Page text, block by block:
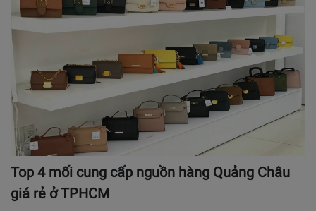
Top 4 mối cung cấp nguồn hàng Quảng Châu
giá rẻ ở TPHCM